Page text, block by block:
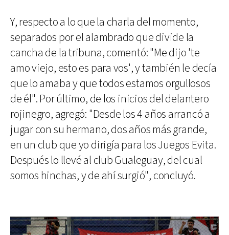
Y, respecto a lo que la charla del momento,
separados por el alambrado que divide la
cancha de la tribuna, comentó: "Me dijo 'te
amo viejo, esto es para vos', y también le decía
que lo amaba y que todos estamos orgullosos
de él". Por último, de los inicios del delantero
rojinegro, agregó: "Desde los 4 años arrancó a
jugar con su hermano, dos años más grande,
en un club que yo dirigía para los Juegos Evita.
Después lo llevé al club Gualeguay, del cual
somos hinchas, y de ahí surgió", concluyó.